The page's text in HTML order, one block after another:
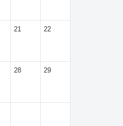
21 22
28 29